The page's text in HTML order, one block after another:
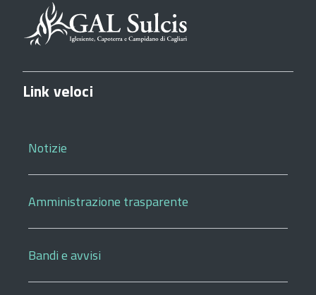
Link veloci
Notizie
Amministrazione trasparente
Bandi e avvisi